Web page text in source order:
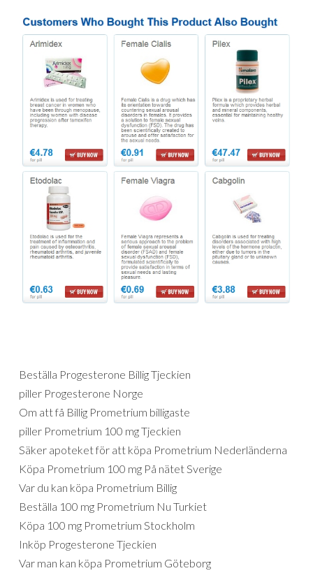
Beställa Progesterone Billig Tjeckien
piller Progesterone Norge
Om att få Billig Prometrium billigaste
piller Prometrium 100 mg Tjeckien
Säker apoteket för att köpa Prometrium Nederländerna
Köpa Prometrium 100 mg På nätet Sverige
Var du kan köpa Prometrium Billig
Beställa 100 mg Prometrium Nu Turkiet
Köpa 100 mg Prometrium Stockholm
Inköp Progesterone Tjeckien
Var man kan köpa Prometrium Göteborg